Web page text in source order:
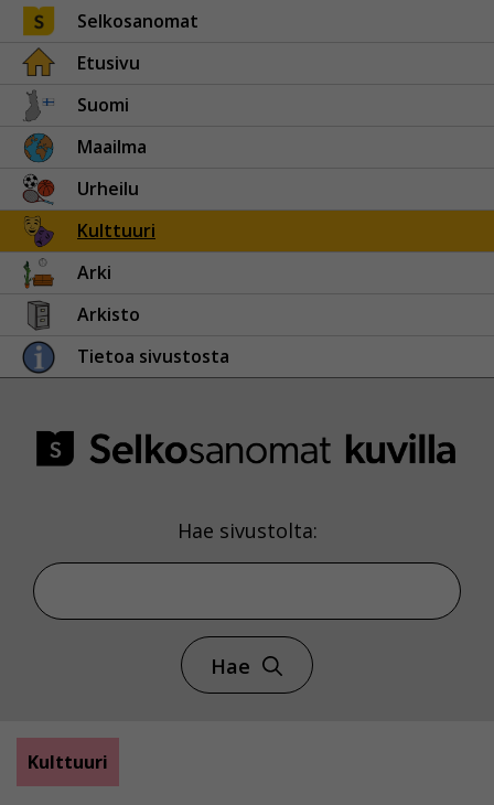
Selkosanomat
Etusivu
Suomi
Maailma
Urheilu
Kulttuuri
Arki
Arkisto
Tietoa sivustosta
Hae sivustolta:
Hae
Kulttuuri